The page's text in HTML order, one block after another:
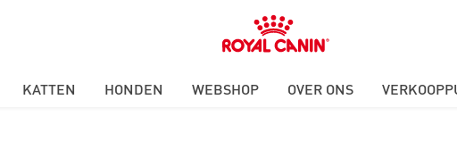
Royal
Canin
KATTEN
HONDEN WEBSHOP OVER ONS